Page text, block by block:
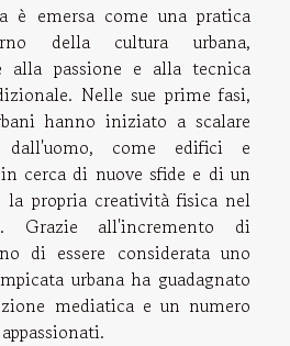
è emersa come una pratica
della cultura urbana,
alla passione e alla tecnica
Nelle sue prime fasi,
hanno iniziato a scalare
dall'uomo, come edifici e
cerca di nuove sfide e di un
la propria creatività fisica nel
Grazie all'incremento di
di essere considerata uno
urbana ha guadagnato
mediatica e un numero